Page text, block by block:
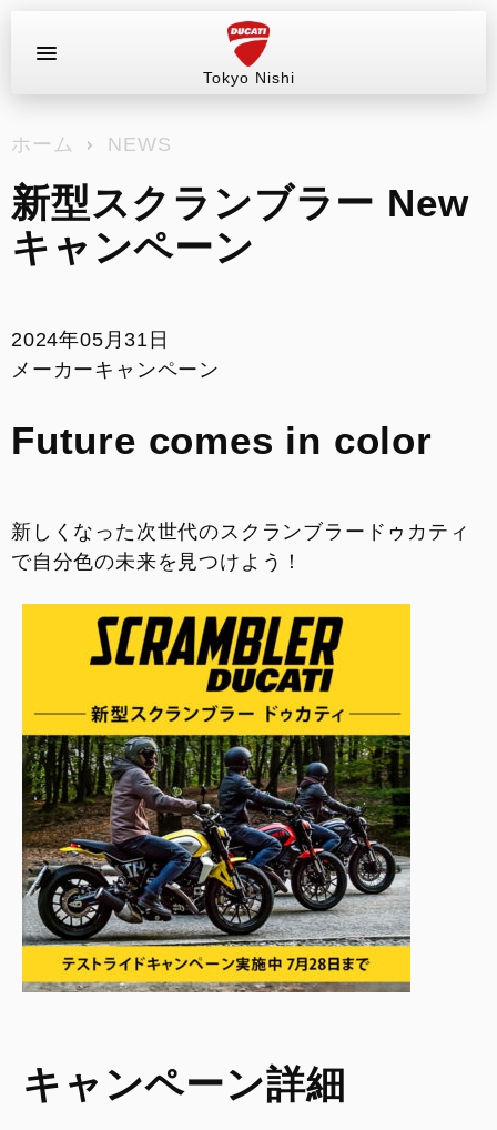
Tokyo Nishi
ラインアップ
販売情報
サービス
コンフィギュレーター
スタッフ紹介
ホーム NEWS
新型スクランブラー New
キャンペーン
2024年05月31日
メーカーキャンペーン
Future comes in color
新しくなった次世代のスクランブラードゥカティ
で自分色の未来を見つけよう！
キャンペーン詳細